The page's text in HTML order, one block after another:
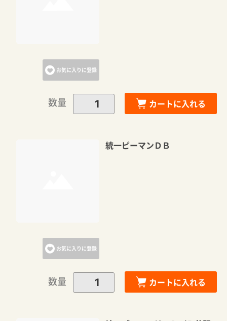
お気に入りに登録
数量 カートに入れる
お気に入りに登録
統一ピーマンＤＢ
数量 カートに入れる